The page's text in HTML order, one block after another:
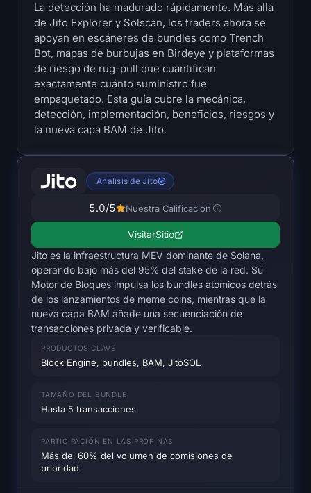
Todas las Liquidations
Mapa de calor de BTC
Mapa de calor de ETH
Mapa de calor de SOL
Mapa de calor de ZEC
Datos de Mercado
Dominancia de Bitcoin
Índice de Altcoin Season
Índice de Miedo y Avaricia
Mapa de calor RSI
Open Interest
Valor Total Bloqueado
La detección ha madurado rápidamente. Más allá
de Jito Explorer y Solscan, los traders ahora se
apoyan en escáneres de bundles como Trench
Bot, mapas de burbujas en Birdeye y plataformas
de riesgo de rug-pull que cuantifican
exactamente cuánto suministro fue
empaquetado. Esta guía cubre la mecánica,
detección, implementación, beneficios, riesgos y
la nueva capa BAM de Jito.
Análisis de Jito
5.0/5 Nuestra Calificación
VisitarSitio
Jito es la infraestructura MEV dominante de Solana,
operando bajo más del 95% del stake de la red. Su
Motor de Bloques impulsa los bundles atómicos detrás
de los lanzamientos de meme coins, mientras que la
nueva capa BAM añade una secuenciación de
transacciones privada y verificable.
PRODUCTOS CLAVE
Block Engine, bundles, BAM, JitoSOL
TAMAÑO DEL BUNDLE
Hasta 5 transacciones
PARTICIPACIÓN EN LAS PROPINAS
Más del 60% del volumen de comisiones de
prioridad